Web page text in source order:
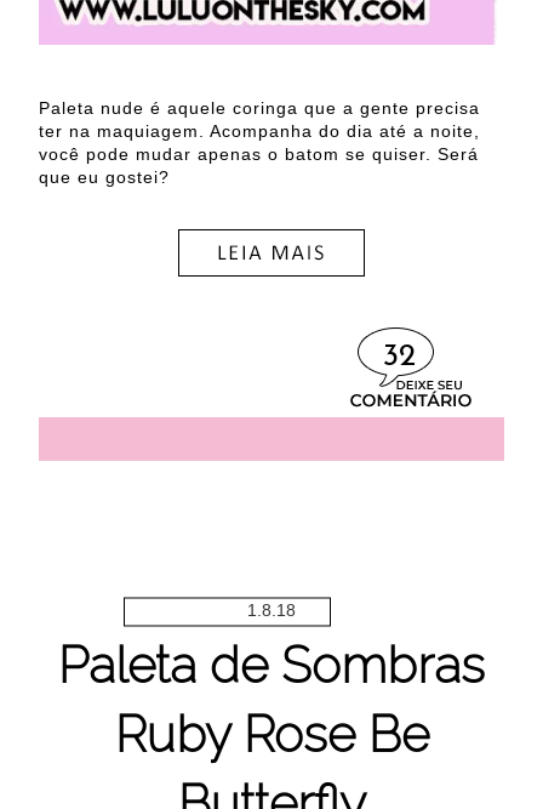
Paleta nude é aquele coringa que a gente precisa
ter na maquiagem. Acompanha do dia até a noite,
você pode mudar apenas o batom se quiser. Será
que eu gostei?
32
1.8.18
Paleta de Sombras
Ruby Rose Be